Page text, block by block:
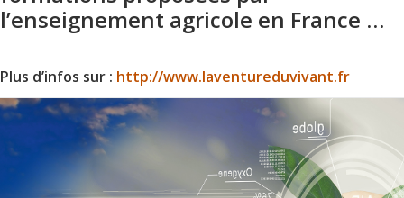
l’enseignement agricole en France …
Plus d’infos sur : http://www.laventureduvivant.fr